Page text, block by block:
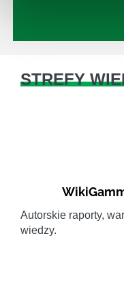
STREFY
Autorskie raporty,
wiedzy.